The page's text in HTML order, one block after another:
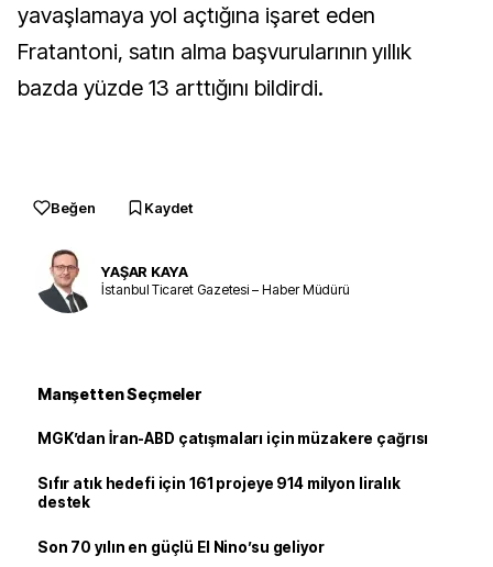
yavaşlamaya yol açtığına işaret eden
Fratantoni, satın alma başvurularının yıllık
bazda yüzde 13 arttığını bildirdi.
Beğen Kaydet
YAŞAR KAYA
İstanbul Ticaret Gazetesi – Haber Müdürü
Manşetten Seçmeler
MGK’dan İran-ABD çatışmaları için müzakere çağrısı
Sıfır atık hedefi için 161 projeye 914 milyon liralık
destek
Son 70 yılın en güçlü El Nino’su geliyor